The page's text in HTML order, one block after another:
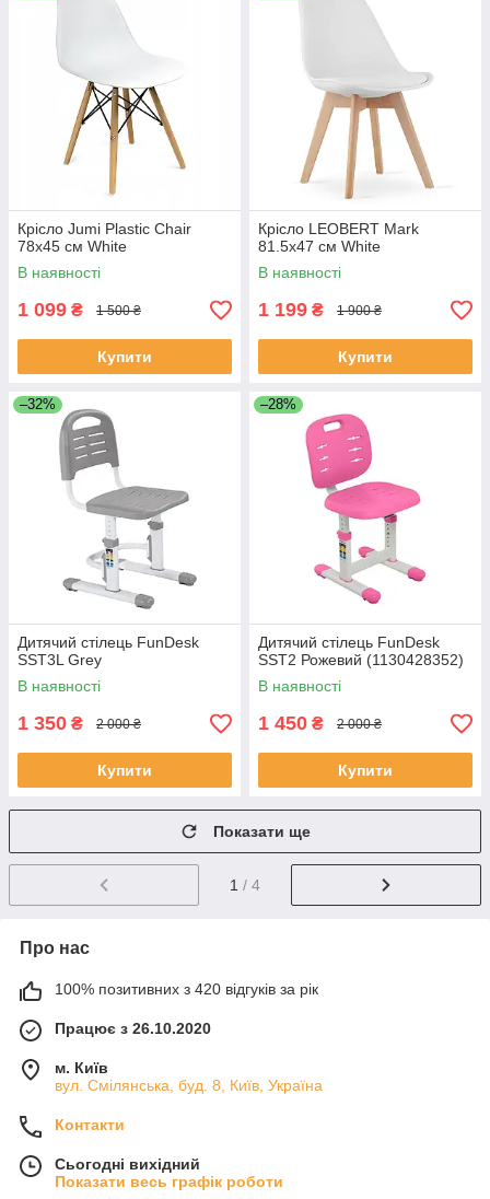
Крісло Jumi Plastic Chair
78х45 см White
В наявності
1 099 ₴ 1 500 ₴
Купити
Крісло LEOBERT Mark
81.5х47 см White
В наявності
1 199 ₴ 1 900 ₴
Купити
–32%
Дитячий стілець FunDesk
SST3L Grey
В наявності
1 350 ₴ 2 000 ₴
Купити
–28%
Дитячий стілець FunDesk
SST2 Рожевий (1130428352)
В наявності
1 450 ₴ 2 000 ₴
Купити
Показати ще
1 / 4
Про нас
100% позитивних з 420 відгуків за рік
Працює з 26.10.2020
м. Київ
вул. Смілянська, буд. 8, Київ, Україна
Контакти
Сьогодні вихідний
Показати весь графік роботи